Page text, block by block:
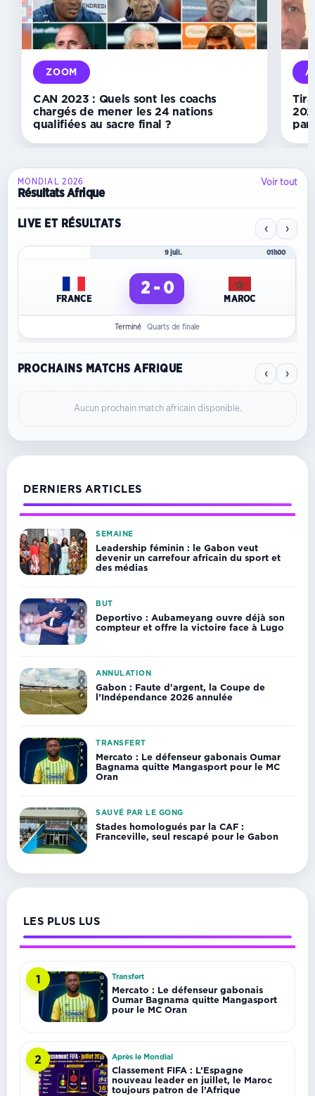
de
Derrick
Assoumou
connu
août
ZOOM
CAN 2023 : Quels sont les coachs
chargés de mener les 24 nations
qualifiées au sacre final ?
par
MONDIAL 2026
Résultats Afrique
Voir tout
LIVE ET RÉSULTATS ‹ ›
9 juil. 01h00
FRANCE
2 - 0
MAROC
Terminé Quarts de finale
PROCHAINS MATCHS AFRIQUE ‹ ›
Aucun prochain match africain disponible.
DERNIERS ARTICLES
SEMAINE
Leadership féminin : le Gabon veut
devenir un carrefour africain du sport et
des médias
BUT
Deportivo : Aubameyang ouvre déjà son
compteur et offre la victoire face à Lugo
ANNULATION
Gabon : Faute d’argent, la Coupe de
l’Indépendance 2026 annulée
TRANSFERT
Mercato : Le défenseur gabonais Oumar
Bagnama quitte Mangasport pour le MC
Oran
SAUVÉ PAR LE GONG
Stades homologués par la CAF :
Franceville, seul rescapé pour le Gabon
LES PLUS LUS
1 Transfert
Mercato : Le défenseur gabonais
Oumar Bagnama quitte Mangasport
pour le MC Oran
2 Après le Mondial
Classement FIFA : L’Espagne
nouveau leader en juillet, le Maroc
toujours patron de l’Afrique